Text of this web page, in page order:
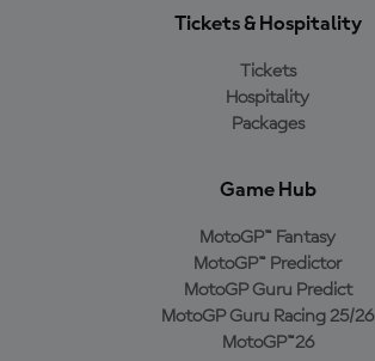
Tickets & Hospitality
Tickets
Hospitality
Packages
Game Hub
MotoGP™ Fantasy
MotoGP™ Predictor
MotoGP Guru Predict
MotoGP Guru Racing 25/26
MotoGP™26